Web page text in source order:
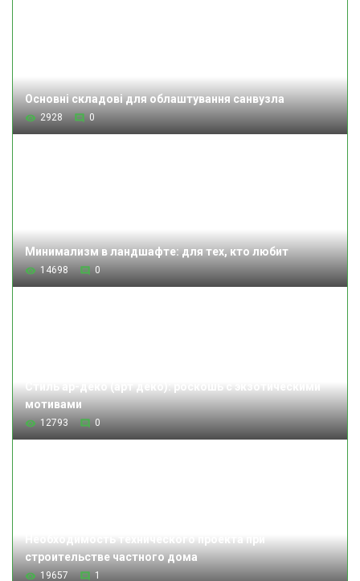
Основні складові для облаштування санвузла
2928 0
Минимализм в ландшафте: для тех, кто любит
14698 0
мотивами
12793 0
строительстве частного дома
19657 1